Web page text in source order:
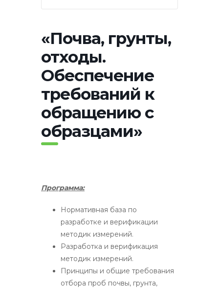
«Почва, грунты,
отходы.
Обеспечение
требований к
обращению с
образцами»
Программа:
Нормативная база по
разработке и верификации
методик измерений.
Разработка и верификация
методик измерений.
Принципы и общие требования
отбора проб почвы, грунта,